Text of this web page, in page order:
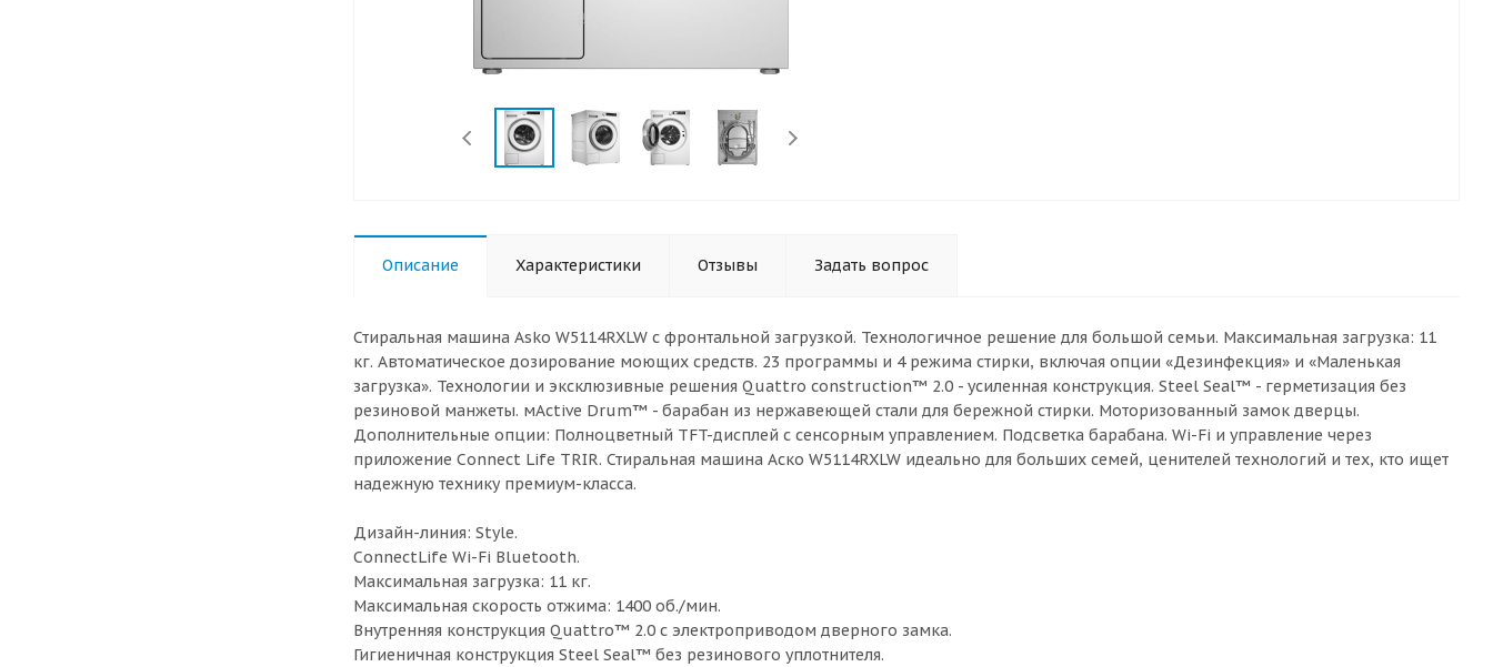
Описание Характеристики Отзывы Задать вопрос
Стиральная машина Asko W5114RXLW с фронтальной загрузкой. Технологичное решение для большой семьи. Максимальная загрузка: 11
кг. Автоматическое дозирование моющих средств. 23 программы и 4 режима стирки, включая опции «Дезинфекция» и «Маленькая
загрузка». Технологии и эксклюзивные решения Quattro construction™ 2.0 - усиленная конструкция. Steel Seal™ - герметизация без
резиновой манжеты. мActive Drum™ - барабан из нержавеющей стали для бережной стирки. Моторизованный замок дверцы.
Дополнительные опции: Полноцветный TFT-дисплей с сенсорным управлением. Подсветка барабана. Wi-Fi и управление через
приложение Connect Life TRIR. Стиральная машина Аско W5114RXLW идеально для больших семей, ценителей технологий и тех, кто ищет
надежную технику премиум-класса.
Дизайн-линия: Style.
ConnectLife Wi-Fi Bluetooth.
Максимальная загрузка: 11 кг.
Максимальная скорость отжима: 1400 об./мин.
Внутренняя конструкция Quattro™ 2.0 с электроприводом дверного замка.
Гигиеничная конструкция Steel Seal™ без резинового уплотнителя.